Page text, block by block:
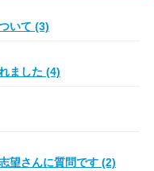
いて (3)
ました (4)
望さんに質問です (2)